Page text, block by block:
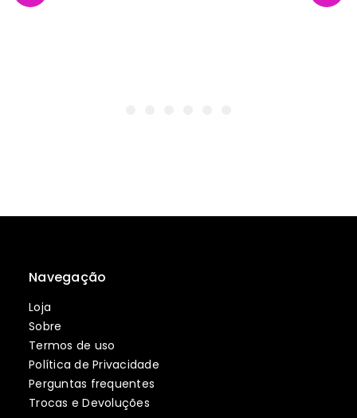
Navegação
Loja
Sobre
Termos de uso
Política de Privacidade
Perguntas frequentes
Trocas e Devoluções